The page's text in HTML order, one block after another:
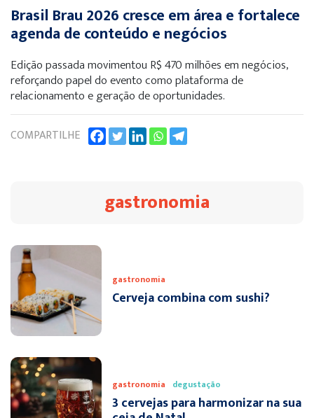
Brasil Brau 2026 cresce em área e fortalece
agenda de conteúdo e negócios
Edição passada movimentou R$ 470 milhões em negócios,
reforçando papel do evento como plataforma de
relacionamento e geração de oportunidades.
COMPARTILHE
gastronomia
gastronomia
Cerveja combina com sushi?
gastronomia degustação
3 cervejas para harmonizar na sua